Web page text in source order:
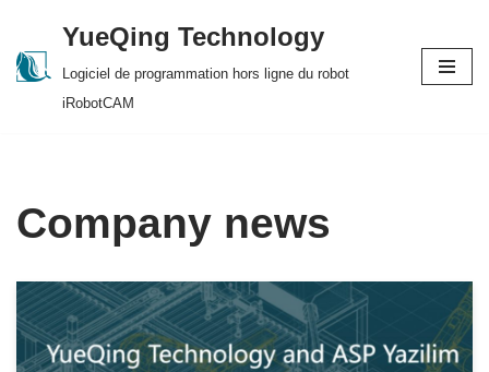
Skip
YueQing Technology
Logiciel de programmation hors ligne du robot
iRobotCAM
Company news